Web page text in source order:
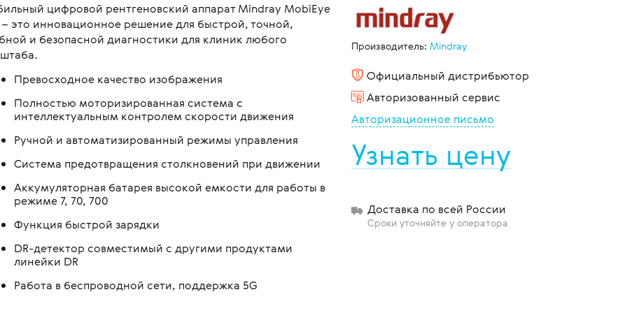
отходов
Медицинские мониторы
Неонатология
Медицинские тепловизоры
бинокулярного
диагностика в
линзы
стоматологические
для перевозки больных и
медицинские
медицинские
мойками
для вливаний
для СМП
цифровой рентгеновский аппарат Mindray MobiEye
это инновационное решение для быстрой, точной,
и безопасной диагностики для клиник любого
Превосходное качество изображения
Полностью моторизированная система с
интеллектуальным контролем скорости движения
Ручной и автоматизированный режимы управления
Система предотвращения столкновений при движении
Аккумуляторная батарея высокой емкости для работы в
режиме 7, 70, 700
Функция быстрой зарядки
DR-детектор совместимый с другими продуктами
линейки DR
Работа в беспроводной сети, поддержка 5G
Производитель: Mindray
Официальный дистрибьютор
Авторизованный сервис
Авторизационное письмо
Узнать цену
Доставка по всей России
Сроки уточняйте у оператора